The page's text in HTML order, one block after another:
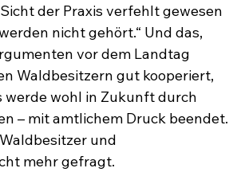
der Praxis verfehlt gewesen
nicht gehört.“ Und das,
vor dem Landtag
Waldbesitzern gut kooperiert,
werde wohl in Zukunft durch
– mit amtlichem Druck beendet.
und
mehr gefragt.